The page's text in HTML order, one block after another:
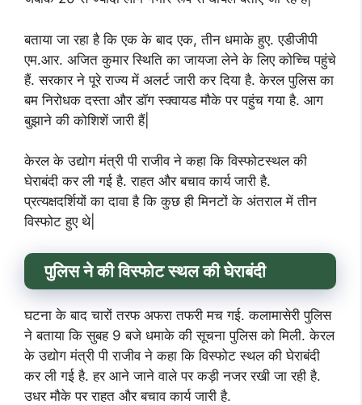
बताया जा रहा है कि एक के बाद एक, तीन धमाके हुए. एडीजीपी
एम.आर. अजित कुमार स्थिति का जायजा लेने के लिए कोच्चि पहुंचे
हैं. सरकार ने पूरे राज्य में अलर्ट जारी कर दिया है. केरल पुलिस का
बम निरोधक दस्ता और डॉग स्क्वायड मौके पर पहुंच गया है. आग
बुझाने की कोशिशें जारी हैं|
केरल के उद्योग मंत्री पी राजीव ने कहा कि विस्फोटस्थल की
घेराबंदी कर ली गई है. राहत और बचाव कार्य जारी है.
प्रत्यक्षदर्शियों का दावा है कि कुछ ही मिनटों के अंतराल में तीन
विस्फोट हुए थे|
पुलिस ने की विस्फोट स्थल की घेराबंदी
घटना के बाद चारों तरफ अफरा तफरी मच गई. कलामासेरी पुलिस
ने बताया कि सुबह 9 बजे धमाके की सूचना पुलिस को मिली. केरल
के उद्योग मंत्री पी राजीव ने कहा कि विस्फोट स्थल की घेराबंदी
कर ली गई है. हर आने जाने वाले पर कड़ी नजर रखी जा रही है.
उधर मौके पर राहत और बचाव कार्य जारी है.